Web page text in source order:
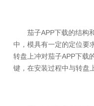
茄子APP下载的结构和
中，模具有一定的定位要求
转盘上冲对茄子APP下载的
键，在安装过程中与转盘